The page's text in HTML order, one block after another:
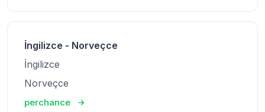
İngilizce - Norveçce
İngilizce
Norveçce
perchance